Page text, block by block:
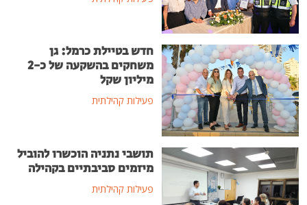
חדש בטיילת כרמל: גן
משחקים בהשקעה של כ-2
מיליון שקל
פעילות קהילתית
תושבי נתניה הוכשרו להוביל
מיזמים סביבתיים בקהילה
פעילות קהילתית